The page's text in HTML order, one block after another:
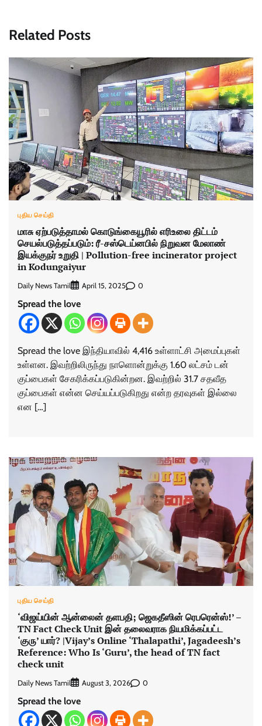
Related Posts
புதிய செய்தி
மாசு ஏற்படுத்தாமல் கொடுங்கையூரில் எரிஉலை திட்டம்
செயல்படுத்தப்படும்: ரீ-சஸ்டெய்னபில் நிறுவன மேலாண்
இயக்குநர் உறுதி | Pollution-free incinerator project
in Kodungaiyur
Daily News Tamil April 15, 2025 0
Spread the love
Spread the love இந்தியாவில் 4,416 உள்ளாட்சி அமைப்புகள்
உள்ளன. இவற்றிலிருந்து நாளொன்றுக்கு 1.60 லட்சம் டன்
குப்பைகள் சேகரிக்கப்படுகின்றன. இவற்றில் 31.7 சதவீத
குப்பைகள் என்ன செய்யப்படுகிறது என்ற தரவுகள் இல்லை
என […]
புதிய செய்தி
‘விஜய்யின் ஆன்லைன் தளபதி; ஜெகதீஸின் ரெபரென்ஸ்!’ –
TN Fact Check Unit இன் தலைவராக நியமிக்கப்பட்ட
‘குரு’ யார்? |Vijay’s Online ‘Thalapathi’, Jagadeesh’s
Reference: Who Is ‘Guru’, the head of TN fact
check unit
Daily News Tamil August 3, 2026 0
Spread the love